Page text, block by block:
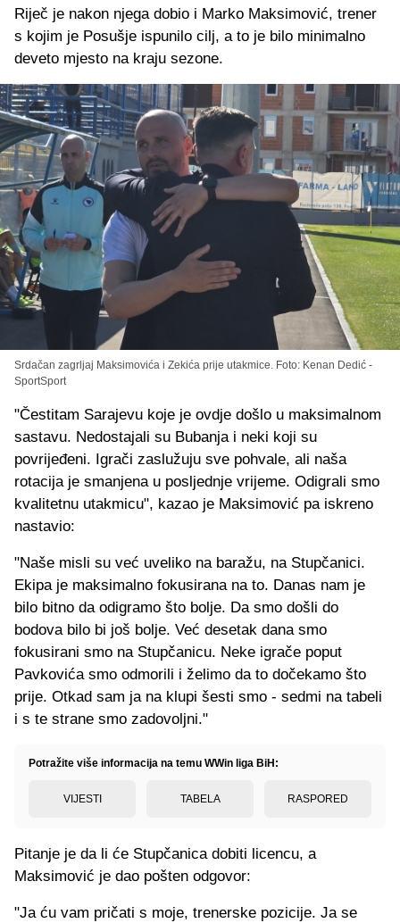
Riječ je nakon njega dobio i Marko Maksimović, trener
s kojim je Posušje ispunilo cilj, a to je bilo minimalno
deveto mjesto na kraju sezone.
Srdačan zagrljaj Maksimovića i Zekića prije utakmice. Foto: Kenan Dedić -
SportSport
"Čestitam Sarajevu koje je ovdje došlo u maksimalnom
sastavu. Nedostajali su Bubanja i neki koji su
povrijeđeni. Igrači zaslužuju sve pohvale, ali naša
rotacija je smanjena u posljednje vrijeme. Odigrali smo
kvalitetnu utakmicu", kazao je Maksimović pa iskreno
nastavio:
"Naše misli su već uveliko na baražu, na Stupčanici.
Ekipa je maksimalno fokusirana na to. Danas nam je
bilo bitno da odigramo što bolje. Da smo došli do
bodova bilo bi još bolje. Već desetak dana smo
fokusirani smo na Stupčanicu. Neke igrače poput
Pavkovića smo odmorili i želimo da to dočekamo što
prije. Otkad sam ja na klupi šesti smo - sedmi na tabeli
i s te strane smo zadovoljni."
Potražite više informacija na temu WWin liga BiH:
VIJESTI TABELA RASPORED
Pitanje je da li će Stupčanica dobiti licencu, a
Maksimović je dao pošten odgovor:
"Ja ću vam pričati s moje, trenerske pozicije. Ja se